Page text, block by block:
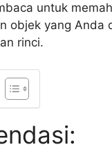
untuk
objek yang Anda
rinci.